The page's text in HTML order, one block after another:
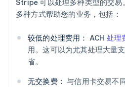
Stripe 可以处理多种类型的交易
多种方式帮助您的业务，包括：
较低的处理费用： ACH 处理
用。这可以为尤其处理大量
省。
无交换费： 与信用卡交易不